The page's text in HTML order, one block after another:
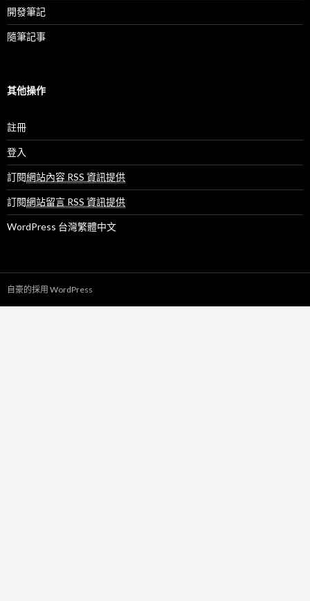
開發筆記
隨筆記事
其他操作
註冊
登入
訂閱網站內容 RSS 資訊提供
訂閱網站留言 RSS 資訊提供
WordPress 台灣繁體中文
自豪的採用 WordPress